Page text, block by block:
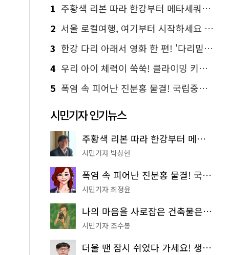
1 주황색 리본 따라 한강부터 메타세쿼이아 숲길까지…서울둘레길 15코스
2 서울 로컬여행, 여기부터 시작하세요 '서울에디션25'
3 한강 다리 아래서 영화 한 편! '다리밑 영화관' 무료 상영
4 우리 아이 체력이 쑥쑥! 클라이밍 키즈카페·어린이 체력장
5 폭염 속 피어난 진분홍 물결! 국립중앙박물관 배롱나무 명소
시민기자 인기뉴스
주황색 리본 따라 한강부터 메타세쿼이아 숲길까지…서울둘레길 15코스
시민기자 박상현
폭염 속 피어난 진분홍 물결! 국립중앙박물관 배롱나무 명소
시민기자 최정윤
나의 마음을 사로잡은 건축물은? '서울시 건축상' 수상작 공개!
시민기자 조수봉
더울 땐 잠시 쉬었다 가세요! 생수 냉장고부터 해피소·무더위쉼터까지